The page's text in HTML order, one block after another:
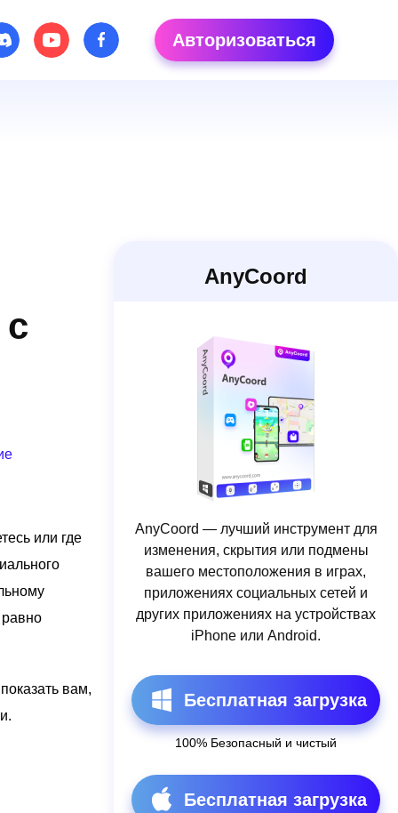
Авторизоваться
или где
вам,
AnyCoord
AnyCoord — лучший инструмент для
изменения, скрытия или подмены
вашего местоположения в играх,
приложениях социальных сетей и
других приложениях на устройствах
iPhone или Android.
Бесплатная загрузка
100% Безопасный и чистый
Бесплатная загрузка